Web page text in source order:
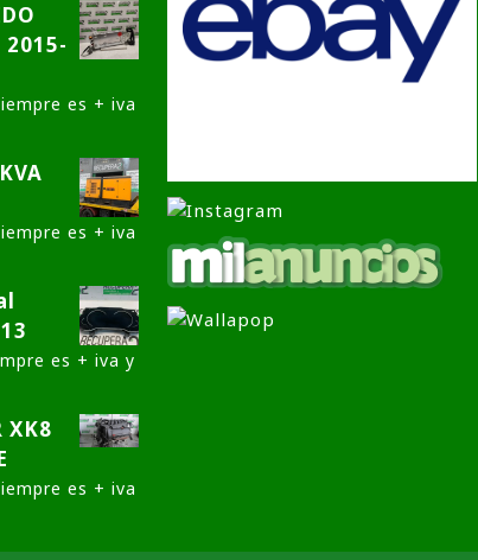
2015-
es + iva
es + iva
es + iva y
XK8
es + iva